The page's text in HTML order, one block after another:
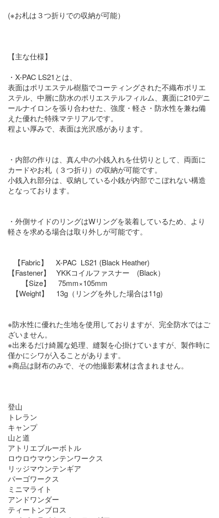
(※お札は３つ折りでの収納が可能）
【主な仕様】
・X-PAC LS21とは、
表面はポリエステル樹脂でコーティングされた不織布ポリエ
ステル、中層に防水のポリエステルフィルム、裏面に210デニ
ールナイロンを張り合わせた、強度・軽さ・防水性を兼ね備
えた優れた特殊マテリアルです。
程よい厚みで、表面は光沢感があります。
・内部の作りは、真ん中の小銭入れを仕切りとして、両面に
カードやお札（３つ折り）の収納が可能です。
小銭入れ部分は、収納している小銭が内部でこぼれない構造
となっております。
・外側サイドのリングはWリングを装着しているため、より
軽さを求める場合は取り外しが可能です。
【Fastener】   YKKコイルファスナー　(Black）
※防水性に優れた生地を使用しておりますが、完全防水ではご
ざいません。
※出来るだけ綺麗な処理、縫製を心掛けていますが、製作時に
僅かにシワが入ることがあります。
※商品は財布のみで、その他撮影素材は含まれません。
登山
トレラン
キャンプ
山と道
アトリエブルーボトル
ロウロウマウンテンワークス
リッジマウンテンギア
パーゴワークス
ミニマライト
アンドワンダー
ティートンブロス